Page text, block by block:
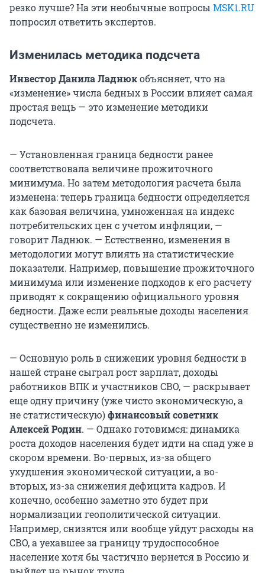
резко лучше? На эти необычные вопросы MSK1.RU
попросил ответить экспертов.
Изменилась методика подсчета
Инвестор Данила Ладнюкобъясняет, что на
«изменение» числа бедных в России влияет самая
простая вещь — это изменение методики
подсчета.
— Установленная граница бедности ранее
соответствовала величине прожиточного
минимума. Но затем методология расчета была
изменена: теперь граница бедности определяется
как базовая величина, умноженная на индекс
потребительских цен с учетом инфляции, —
говорит Ладнюк. — ​Естественно, изменения в
методологии могут влиять на статистические
показатели. Например, повышение прожиточного
минимума или изменение подходов к его расчету
приводят к сокращению официального уровня
бедности. Даже если реальные доходы населения
существенно не изменились.
— Основную роль в снижении уровня бедности в
нашей стране сыграл рост зарплат, доходы
работников ВПК и участников СВО, — раскрывает
еще одну причину (уже чисто экономическую, а
не статистическую)финансовый советник
Алексей Родин. — Однако готовимся: динамика
роста доходов населения будет идти на спад уже в
скором времени. Во-первых, из-за общего
ухудшения экономической ситуации, а во-
вторых, из-за снижения дефицита кадров. И
конечно, особенно заметно это будет при
нормализации геополитической ситуации.
Например, снизятся или вообще уйдут расходы на
СВО, а уехавшее за границу трудоспособное
население хотя бы частично вернется в Россию и